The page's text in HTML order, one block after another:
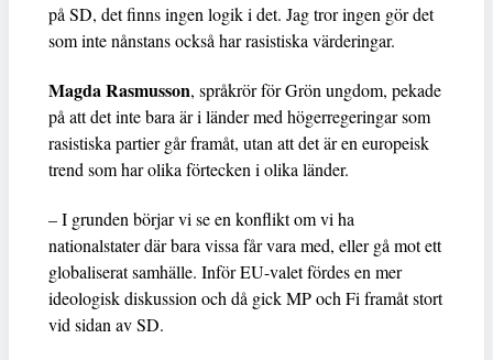
på SD, det finns ingen logik i det. Jag tror ingen gör det
som inte nånstans också har rasistiska värderingar.
Magda Rasmusson, språkrör för Grön ungdom, pekade
på att det inte bara är i länder med högerregeringar som
rasistiska partier går framåt, utan att det är en europeisk
trend som har olika förtecken i olika länder.
– I grunden börjar vi se en konflikt om vi ha
nationalstater där bara vissa får vara med, eller gå mot ett
globaliserat samhälle. Inför EU-valet fördes en mer
ideologisk diskussion och då gick MP och Fi framåt stort
vid sidan av SD.